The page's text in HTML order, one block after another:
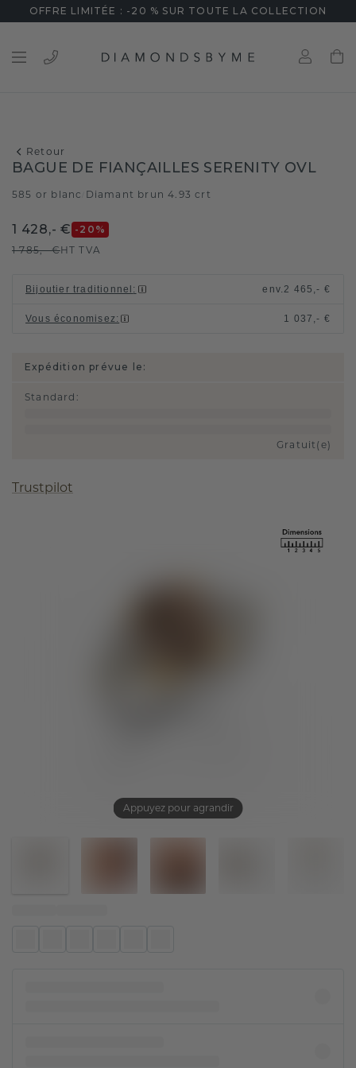
OFFRE LIMITÉE : -20 % SUR TOUTE LA COLLECTION
Retour
Appuyez pour agrandir
BAGUE DE FIANÇAILLES SERENITY OVL
585 or blanc Diamant brun 4.93 crt
1 428,- € -20 %
1 785,- €HT TVA
Bijoutier traditionnel : env.2 465,- €
Vous économisez: 1 037,- €
Expédition prévue le:
Standard :
Gratuit(e)
Trustpilot